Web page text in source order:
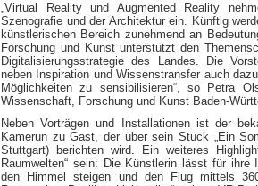
„Virtual Reality und Augmented Reality
Szenografie und der Architektur ein. Künftig
künstlerischen Bereich zunehmend an
Forschung und Kunst unterstützt den
Digitalisierungsstrategie des Landes. Die
neben Inspiration und Wissenstransfer auch
Möglichkeiten zu sensibilisieren“, so Petra
Wissenschaft, Forschung und Kunst Baden-
Neben Vorträgen und Installationen ist der
Kamerun zu Gast, der über sein Stück „Ein
Stuttgart) berichten wird. Ein weiteres
Raumwelten“ sein: Die Künstlerin lässt für
den Himmel steigen und den Flug mittels